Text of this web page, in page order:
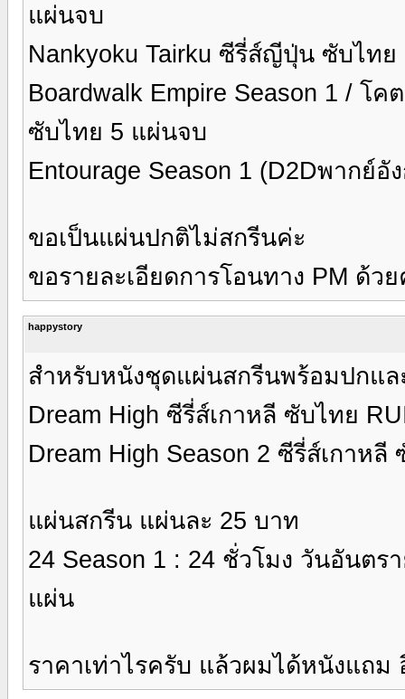
แผ่นจบ
Nankyoku Tairku ซีรี่ส์ญีปุ่น ซับไท
Boardwalk Empire Season 1 / โ
ซับไทย 5 แผ่นจบ
Entourage Season 1 (D2Dพากย์
ขอเป็นแผ่นปกติไม่สกรีนค่ะ
ขอรายละเอียดการโอนทาง PM ด้ว
happystory
สำหรับหนังชุดแผ่นสกรีนพร้อมปกแล
Dream High ซีรี่ส์เกาหลี ซับไทย
Dream High Season 2 ซีรี่ส์เกาห
แผ่นสกรีน แผ่นละ 25 บาท
24 Season 1 : 24 ชั่วโมง วันอันตร
แผ่น
ราคาเท่าไรครับ แล้วผมได้หนังแถม